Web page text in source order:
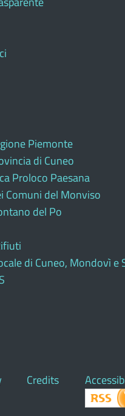
Piemonte
di Cuneo
Proloco Paesana
Comuni del Monviso
del Po
di Cuneo, Mondovì e
Credits